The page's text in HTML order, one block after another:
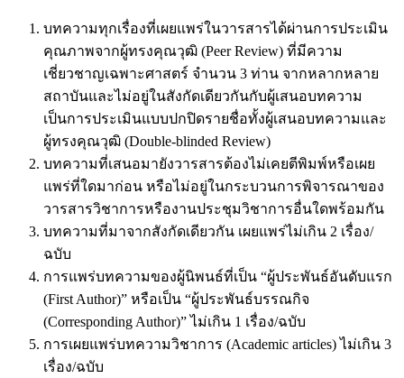
บทความทุกเรื่องที่เผยแพร่ในวารสารได้ผ่านการประเมิน
คุณภาพจากผู้ทรงคุณวุฒิ (Peer Review) ที่มีความ
เชี่ยวชาญเฉพาะศาสตร์ จำนวน 3 ท่าน จากหลากหลาย
สถาบันและไม่อยู่ในสังกัดเดียวกันกับผู้เสนอบทความ
เป็นการประเมินแบบปกปิดรายชื่อทั้งผู้เสนอบทความและ
ผู้ทรงคุณวุฒิ (Double-blinded Review)
บทความที่เสนอมายังวารสารต้องไม่เคยตีพิมพ์หรือเผย
แพร่ที่ใดมาก่อน หรือไม่อยู่ในกระบวนการพิจารณาของ
วารสารวิชาการหรืองานประชุมวิชาการอื่นใดพร้อมกัน
บทความที่มาจากสังกัดเดียวกัน เผยแพร่ไม่เกิน 2 เรื่อง/
ฉบับ
การแพร่บทความของผู้นิพนธ์ที่เป็น “ผู้ประพันธ์อันดับแรก
(First Author)” หรือเป็น “ผู้ประพันธ์บรรณกิจ
(Corresponding Author)” ไม่เกิน 1 เรื่อง/ฉบับ
การเผยแพร่บทความวิชาการ (Academic articles) ไม่เกิน 3
เรื่อง/ฉบับ